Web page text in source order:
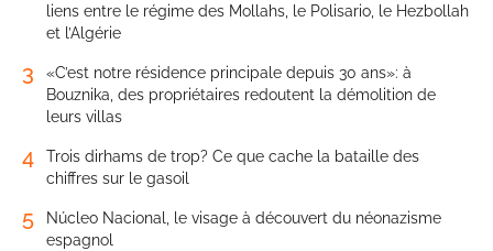
liens entre le régime des Mollahs, le Polisario, le Hezbollah
et l’Algérie
3
«C’est notre résidence principale depuis 30 ans»: à
Bouznika, des propriétaires redoutent la démolition de
leurs villas
4
Trois dirhams de trop? Ce que cache la bataille des
chiffres sur le gasoil
5
Núcleo Nacional, le visage à découvert du néonazisme
espagnol